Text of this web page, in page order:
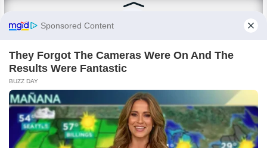
Следете нè на Фејсбук за да сте во тек со најновите